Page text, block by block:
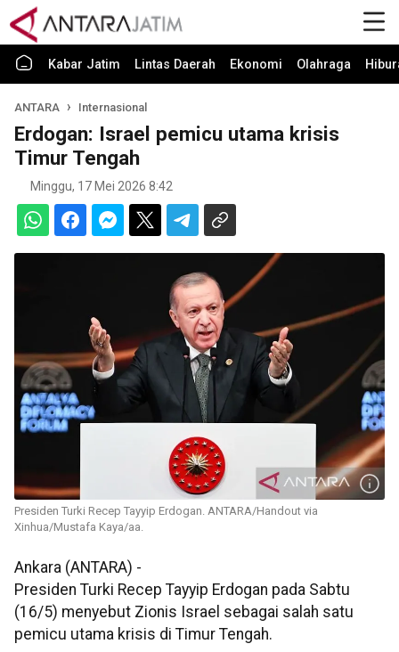
Kabar Jatim Lintas Daerah Ekonomi Olahraga
ANTARA Internasional
Erdogan: Israel pemicu utama krisis
Timur Tengah
Minggu, 17 Mei 2026 8:42
Presiden Turki Recep Tayyip Erdogan. ANTARA/Handout via
Xinhua/Mustafa Kaya/aa.
Ankara (ANTARA) -
Presiden Turki Recep Tayyip Erdogan pada Sabtu
(16/5) menyebut Zionis Israel sebagai salah satu
pemicu utama krisis di Timur Tengah.